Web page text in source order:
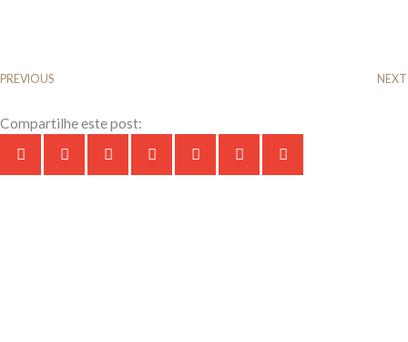
PREVIOUS NEXT
Compartilhe este post: